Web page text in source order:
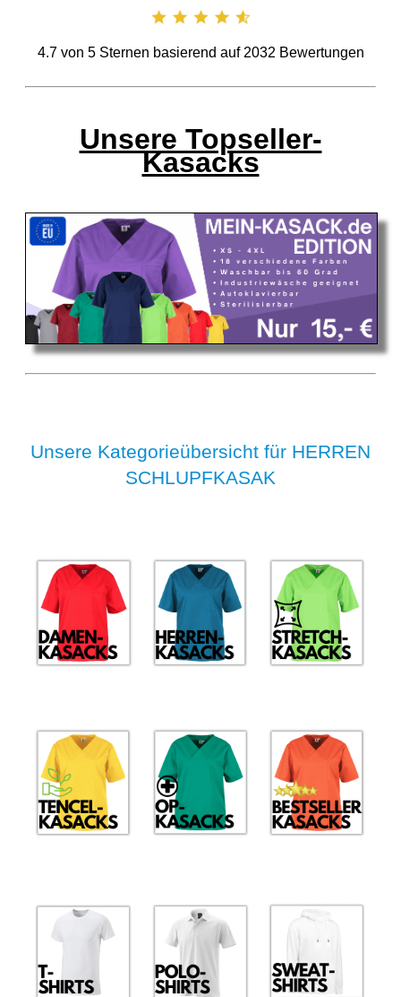
4.7von 5Sternen basierend auf 2032 Bewertungen
Unsere Topseller-
Kasacks
Unsere Kategorieübersicht für HERREN
SCHLUPFKASAK